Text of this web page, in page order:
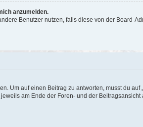
anzumelden.
Benutzer nutzen, falls diese von der Board-
Um auf einen Beitrag zu antworten, musst du
am Ende der Foren- und der Beitragsansicht